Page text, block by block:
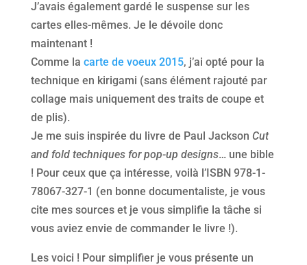
J’avais également gardé le suspense sur les
cartes elles-mêmes. Je le dévoile donc
maintenant !
Comme la carte de voeux 2015, j’ai opté pour la
technique en kirigami (sans élément rajouté par
collage mais uniquement des traits de coupe et
de plis).
Je me suis inspirée du livre de Paul Jackson Cut
and fold techniques for pop-up designs… une bible
! Pour ceux que ça intéresse, voilà l’ISBN 978-1-
78067-327-1 (en bonne documentaliste, je vous
cite mes sources et je vous simplifie la tâche si
vous aviez envie de commander le livre !).
Les voici ! Pour simplifier je vous présente un